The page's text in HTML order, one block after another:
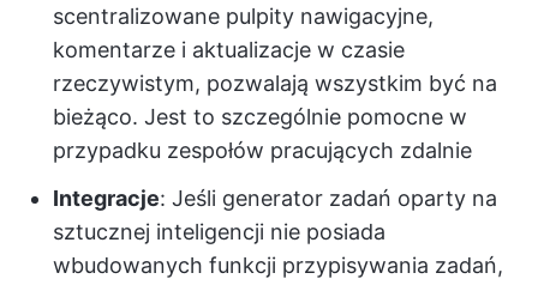
scentralizowane pulpity nawigacyjne,
komentarze i aktualizacje w czasie
rzeczywistym, pozwalają wszystkim być na
bieżąco. Jest to szczególnie pomocne w
przypadku zespołów pracujących zdalnie
Integracje: Jeśli generator zadań oparty na
sztucznej inteligencji nie posiada
wbudowanych funkcji przypisywania zadań,